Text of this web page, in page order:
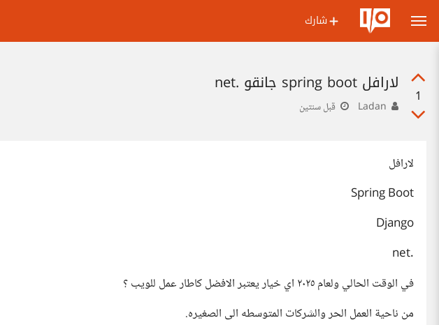
شارك
1
لارافل spring boot جانقو .net
قبل سنتين
لارافل
Spring Boot
Django
.net
في الوقت الحالي ولعام ٢٠٢٥ اي خيار يعتبر الافضل كاطار عمل للويب ؟
من ناحية العمل الحر والشركات المتوسطه الى الصغيره.